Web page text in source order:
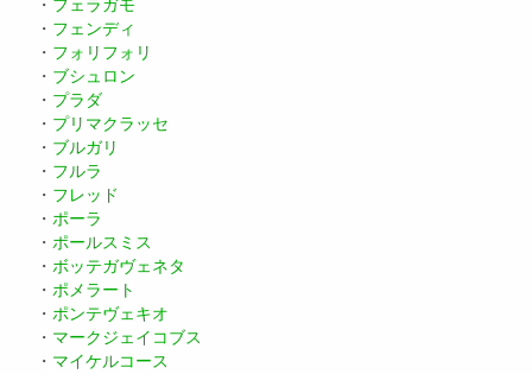
・ フェラガモ
・ フェンディ
・ フォリフォリ
・ ブシュロン
・ プラダ
・ プリマクラッセ
・ ブルガリ
・ フルラ
・ フレッド
・ ポーラ
・ ポールスミス
・ ボッテガヴェネタ
・ ポメラート
・ ポンテヴェキオ
・ マークジェイコブス
・ マイケルコース